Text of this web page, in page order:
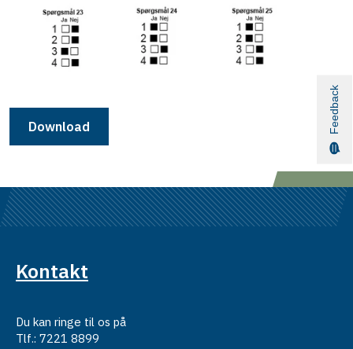
Download
Kontakt
Du kan ringe til os på
Tlf.: 7221 8899
Feedback